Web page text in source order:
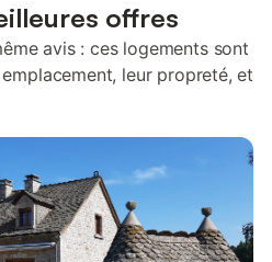
offres
avis : ces logements sont
leur propreté, et